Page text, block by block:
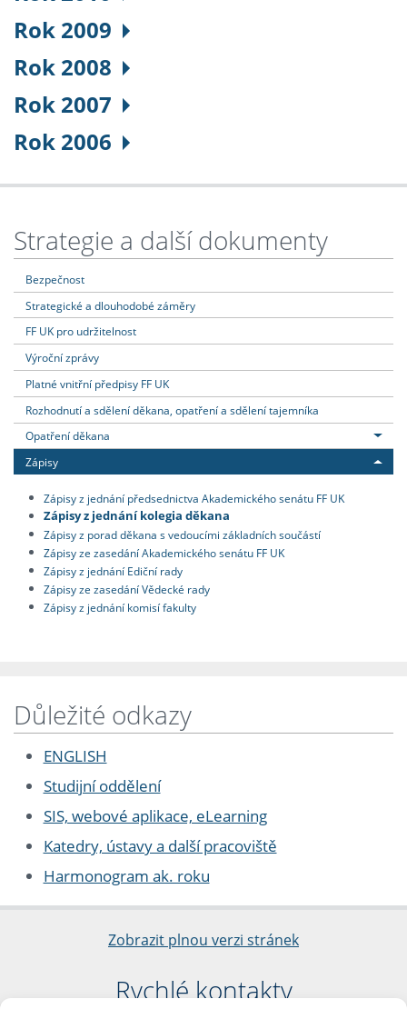
Rok 2009
Rok 2008
Rok 2007
Rok 2006
Strategie a další dokumenty
Bezpečnost
Strategické a dlouhodobé záměry
FF UK pro udržitelnost
Výroční zprávy
Platné vnitřní předpisy FF UK
Rozhodnutí a sdělení děkana, opatření a sdělení tajemníka
Opatření děkana
Zápisy
Zápisy z jednání předsednictva Akademického senátu FF UK
Zápisy z jednání kolegia děkana
Zápisy z porad děkana s vedoucími základních součástí
Zápisy ze zasedání Akademického senátu FF UK
Zápisy z jednání Ediční rady
Zápisy ze zasedání Vědecké rady
Zápisy z jednání komisí fakulty
Důležité odkazy
ENGLISH
Studijní oddělení
SIS, webové aplikace, eLearning
Katedry, ústavy a další pracoviště
Harmonogram ak. roku
Zobrazit plnou verzi stránek
Rychlé kontakty